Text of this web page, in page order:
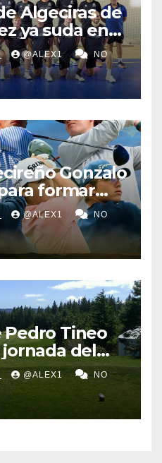
Algeciras de
ya suda en
dos
y Álex
@ALEX1 NO
Gonzalo
formar
europeo en
Trophy
@ALEX1 NO
Pedro Tineo
del
el corte por
@ALEX1 NO